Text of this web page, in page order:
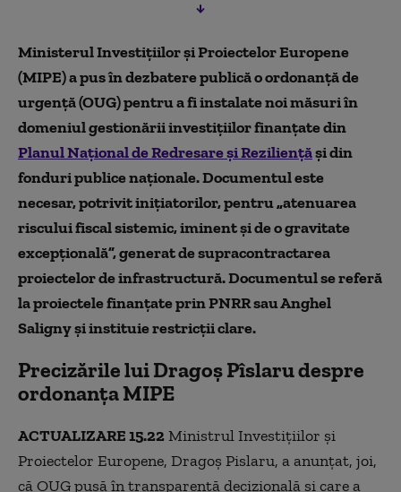
Ministerul Investiţiilor şi Proiectelor Europene
(MIPE) a pus în dezbatere publică o ordonanță de
urgență (OUG) pentru a fi instalate noi măsuri în
domeniul gestionării investiţiilor finanţate din
Planul Naţional de Redresare şi Rezilienţăşi din
fonduri publice naţionale. Documentul este
necesar, potrivit iniţiatorilor, pentru„atenuarea
riscului fiscal sistemic, iminent şi de o gravitate
excepţională”, generat de supracontractarea
proiectelor de infrastructură. Documentul se referă
la proiectele finanţate prin PNRR sau Anghel
Saligny şi instituie restricţii clare.
Precizările lui Dragoș Pîslaru despre
ordonanța MIPE
ACTUALIZARE 15.22Ministrul Investiţiilor şi
Proiectelor Europene, Dragoş Pislaru, a anunţat, joi,
că OUG pusă în transparenţă decizională şi care a